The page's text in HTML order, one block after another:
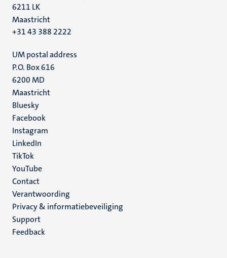
6211 LK
Maastricht
+31 43 388 2222
UM postal address
P.O. Box 616
6200 MD
Maastricht
Social
media
Bluesky
Facebook
Instagram
LinkedIn
TikTok
YouTube
Menu
footer
(NL)
Contact
Verantwoording
Privacy & informatiebeveiliging
Support
Feedback